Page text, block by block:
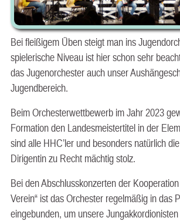
Bei fleißigem Üben steigt man ins
spielerische Niveau ist hier schon sehr
das Jugenorchester auch unser
Jugendbereich.
Beim Orchesterwettbewerb im Jahr 2023
Formation den Landesmeistertitel in der
sind alle HHC’ler und besonders natürlich
Dirigentin zu Recht mächtig stolz.
Bei den Abschlusskonzerten der Kooperation
Verein“ ist das Orchester regelmäßig in das
eingebunden, um unsere